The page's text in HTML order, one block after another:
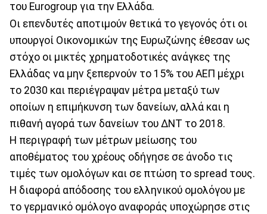
του Eurogroup για την Ελλάδα.
Οι επενδυτές αποτιμούν θετικά το γεγονός ότι οι
υπουργοί Οικονομικών της Ευρωζώνης έθεσαν ως
στόχο οι μικτές χρηματοδοτικές ανάγκες της
Ελλάδας να μην ξεπερνούν το 15% του ΑΕΠ μέχρι
το 2030 και περιέγραψαν μέτρα μεταξύ των
οποίων η επιμήκυνση των δανείων, αλλά και η
πιθανή αγορά των δανείων του ΔΝΤ το 2018.
Η περιγραφή των μέτρων μείωσης του
αποθέματος του χρέους οδήγησε σε άνοδο τις
τιμές των ομολόγων και σε πτώση το spread τους.
Η διαφορά απόδοσης του ελληνικού ομολόγου με
το γερμανικό ομόλογο αναφοράς υποχώρησε στις